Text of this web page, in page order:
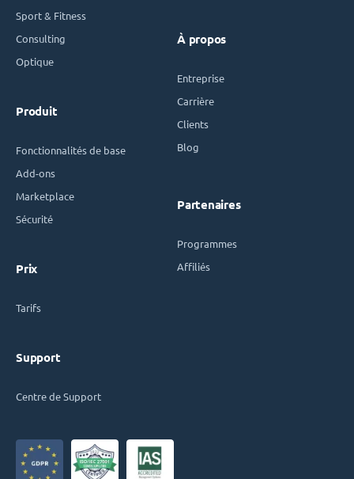
Sport & Fitness
Consulting
Optique
Produit
Fonctionnalités de base
Add-ons
Marketplace
Sécurité
Prix
Tarifs
Support
Centre de Support
À propos
Entreprise
Carrière
Clients
Blog
Partenaires
Programmes
Affiliés